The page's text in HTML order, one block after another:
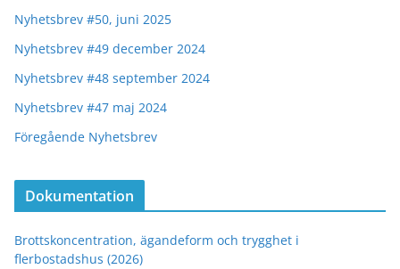
Nyhetsbrev #50, juni 2025
Nyhetsbrev #49 december 2024
Nyhetsbrev #48 september 2024
Nyhetsbrev #47 maj 2024
Föregående Nyhetsbrev
Dokumentation
Brottskoncentration, ägandeform och trygghet i
flerbostadshus (2026)